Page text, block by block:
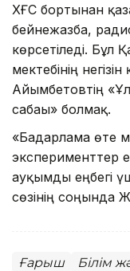
ХҒС бортынан
бейнежазба,
көрсетіледі. Бұл
мектебінің
Айымбетовтің
сабағы» болмақ.
«Бағдарлама өте
эксперименттер
ауқымды еңбегі
сөзінің соңында
Ғарыш Білім